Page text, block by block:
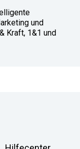
und
Kraft, 1&1 und